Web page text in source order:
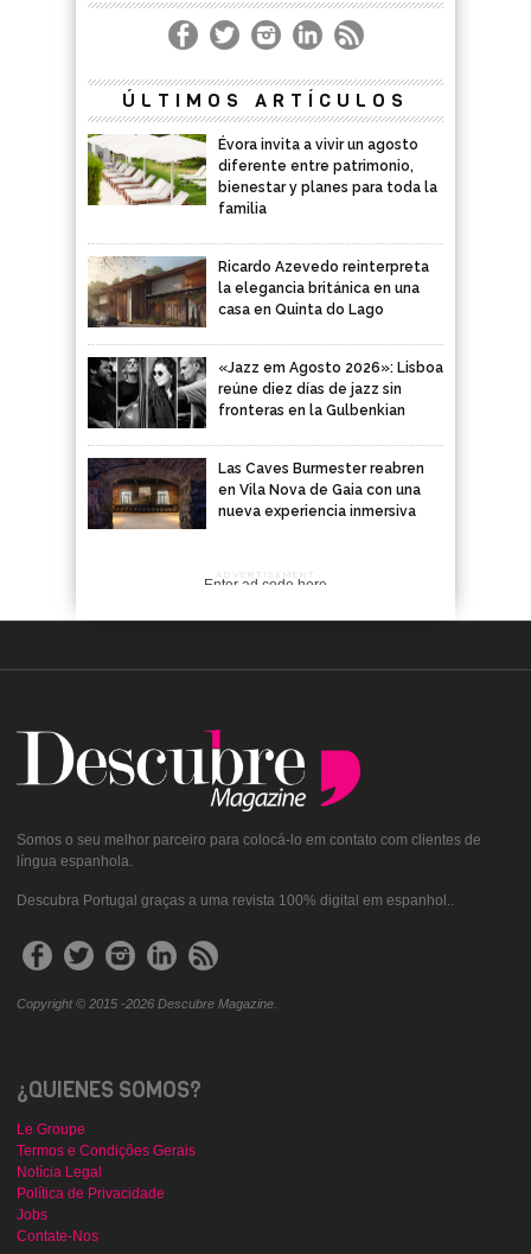
ÚLTIMOS ARTÍCULOS
Évora invita a vivir un agosto
diferente entre patrimonio,
bienestar y planes para toda la
familia
Ricardo Azevedo reinterpreta
la elegancia británica en una
casa en Quinta do Lago
«Jazz em Agosto 2026»: Lisboa
reúne diez días de jazz sin
fronteras en la Gulbenkian
Las Caves Burmester reabren
en Vila Nova de Gaia con una
nueva experiencia inmersiva
ADVERTISEMENT
Enter ad code here
Somos o seu melhor parceiro para colocá-lo em contato com clientes de
língua espanhola.
Descubra Portugal graças a uma revista 100% digital em espanhol..
Copyright © 2015 -2026 Descubre Magazine.
¿QUIENES SOMOS?
Le Groupe
Termos e Condições Gerais
Notícia Legal
Política de Privacidade
Jobs
Contate-Nos